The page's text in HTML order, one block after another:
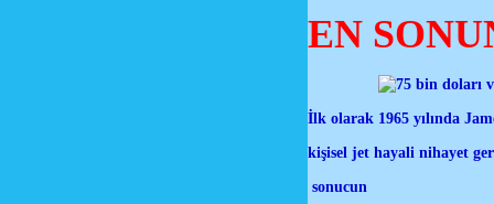
EN
İlk olarak 1965 yılında
kişisel jet hayali nihayet
sonucun